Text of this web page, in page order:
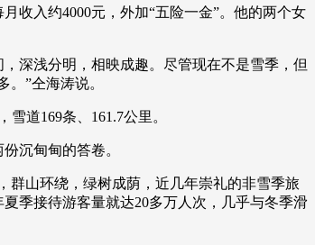
入约4000元，外加“五险一金”。他的两个女
深浅分明，相映成趣。尽管现在不是雪季，但
”仝海涛说。
道169条、161.7公里。
沉甸甸的答卷。
山环绕，绿树成荫，近几年崇礼的非雪季旅
季接待游客量就达20多万人次，几乎与冬季滑